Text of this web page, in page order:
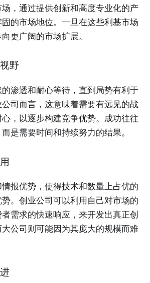
，通过提供创新和高度专业化的产
的市场地位。一旦在这些利基市场
更广阔的市场扩展。
野
渗透和耐心等待，直到局势有利于
司而言，这意味着需要有远见的战
，以逐步构建竞争优势。成功往往
是需要时间和持续努力的结果。
报优势，使得技术和数量上占优的
。创业公司可以利用自己对市场的
需求的快速响应，来开发出真正创
公司则可能因为其庞大的规模而难